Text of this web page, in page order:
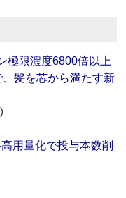
極限濃度6800倍以上
髪を芯から満たす新
用量化で投与本数削